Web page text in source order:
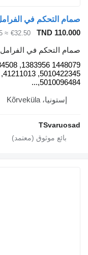
TND 110.000
€32.50
≈ $37.55
صمام التحكم في الفرامل
5010096484,...
إستونيا، Kõrveküla
TSvaruosad